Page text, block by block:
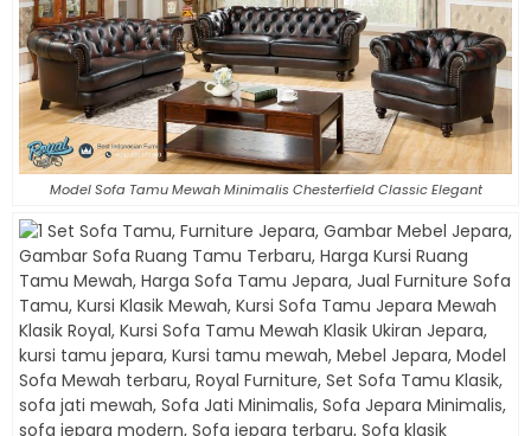
Model Sofa Tamu Mewah Minimalis Chesterfield Classic Elegant